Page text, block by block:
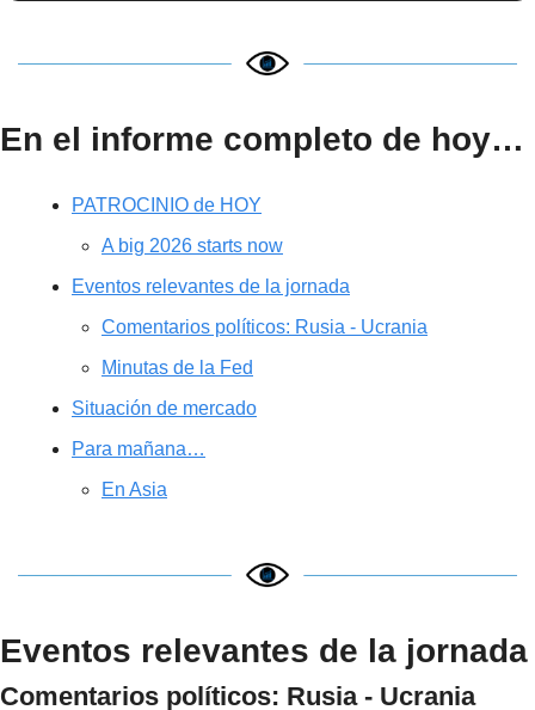
En el informe completo de hoy…
PATROCINIO de HOY
A big 2026 starts now
Eventos relevantes de la jornada
Comentarios políticos: Rusia - Ucrania
Minutas de la Fed
Situación de mercado
Para mañana…
En Asia
Eventos relevantes de la jornada
Comentarios políticos: Rusia - Ucrania